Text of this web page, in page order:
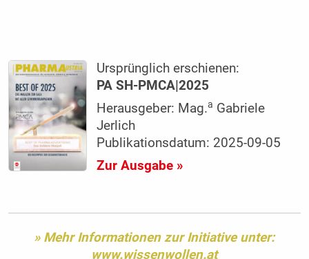
Ursprünglich erschienen:
PA SH-PMCA|2025
Herausgeber: Mag.a Gabriele
Jerlich
Publikationsdatum: 2025-09-05
Zur Ausgabe »
» Mehr Informationen zur Initiative unter:
www.wissenwollen.at